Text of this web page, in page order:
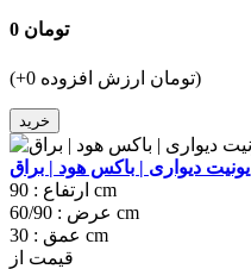
0 تومان
(+0 تومان ارزش افزوده)
خرید
یونیت دیواری | باکس هود | براق
ارتفاع : 90 cm
عرض : 60/90 cm
عمق : 30 cm
قیمت از